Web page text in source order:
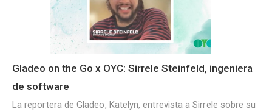
Gladeo on the Go x OYC: Sirrele Steinfeld, ingeniera
de software
La reportera de Gladeo, Katelyn, entrevista a Sirrele sobre su